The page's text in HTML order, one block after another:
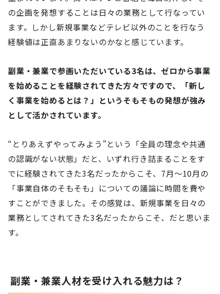
の企画を発想することは日々の業務として行なってい
ます。しかし新規事業などテレビ以外のことを行なう
経験値は正直あまりないのかなと感じています。
副業・兼業で参画いただいている3名は、ゼロから事業
を始めることを経験されてきた方々ですので、「新し
く事業を始めるとは？」というそもそもの発想が強み
として活かされています。
“とりあえずやってみよう”という「全員の理念や共通
の認識がない状態」だと、いずれ行き詰まることをす
でに経験されてきた3名だったからこそ、7月〜10月の
「事業自体のそもそも」についての議論に時間を費や
すことができました。その感覚は、新規事業を日々の
業務としてされてきた3名だったからこそ、だと思いま
す。
副業・兼業人材を受け入れる魅力は？